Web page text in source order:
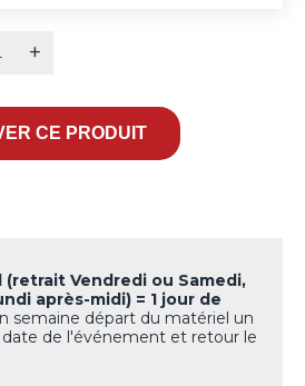
+
(retrait Vendredi ou Samedi,
après-midi) = 1 jour de
semaine départ du matériel un
date de l'événement et retour le